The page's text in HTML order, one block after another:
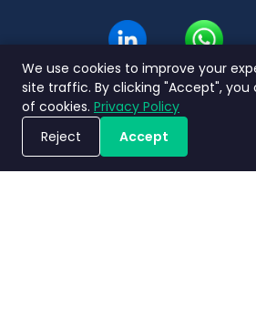
Jadwalkan Demo
We use cookies to improve your
site traffic. By clicking "Accept",
of cookies. Privacy Policy
Reject
Accept